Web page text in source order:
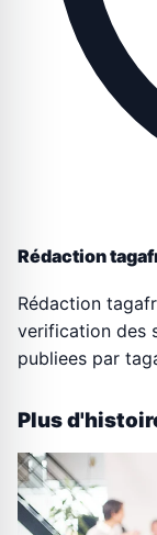
Rédaction
Rédaction
verification des
publiees par
Plus